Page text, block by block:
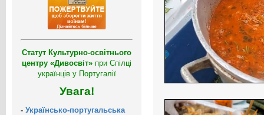
Статут Культурно-освітнього
центру «Дивосвіт» при Спілці
українців у Португалії
Увага!
- Українсько-португальська